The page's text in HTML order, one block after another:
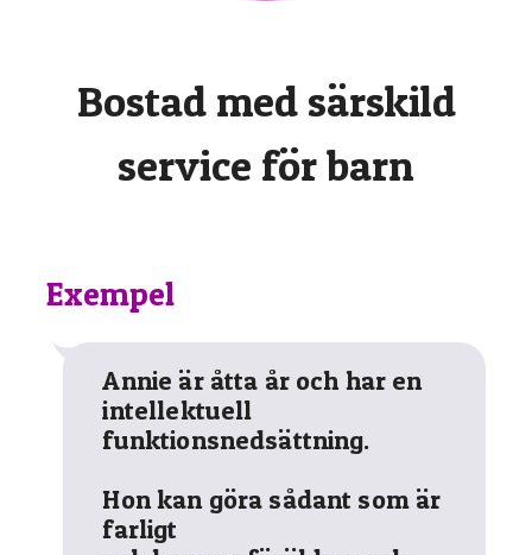
Bostad med särskild
service för barn
Exempel
Annie är åtta år och har en
intellektuell
funktionsnedsättning.
Hon kan göra sådant som är
farligt